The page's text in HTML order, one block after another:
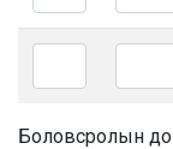
Боловсролын